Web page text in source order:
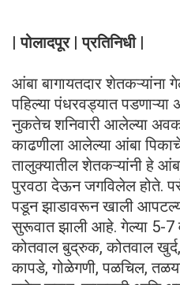
| पोलादपूर | प्रतिनिधी |
आंबा बागायतदार शेतकऱ्यांना
पहिल्या पंधरवड्यात
नुकतेच शनिवारी आलेल्या
काढणीला आलेल्या आंबा
तालुक्यातील शेतकऱ्यांनी हे
पुरवठा देऊन जगविलेल होते.
पडून झाडावरून खाली
सुरूवात झाली आहे. गेल्या 5-7
कोतवाल बुद्रुक, कोतवाल खुर्द,
कापडे, गोळेगणी, पळचिल,